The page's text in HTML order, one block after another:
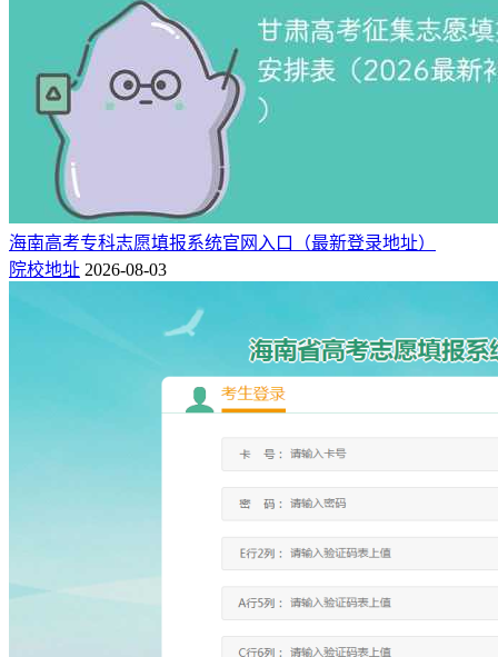
海南高考专科志愿填报系统官网入口（最新登录地址）
院校地址 2026-08-03